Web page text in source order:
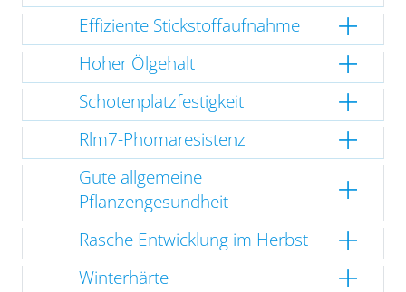
Effiziente Stickstoffaufnahme
Hoher Ölgehalt
Schotenplatzfestigkeit
Rlm7-Phomaresistenz
Gute allgemeine
Pflanzengesundheit
Rasche Entwicklung im Herbst
Winterhärte